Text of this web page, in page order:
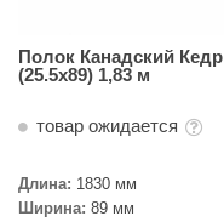
Полок Канадский Кедр
(25.5x89) 1,83 м
товар ожидается
Длина: 1830 мм
Ширина: 89 мм